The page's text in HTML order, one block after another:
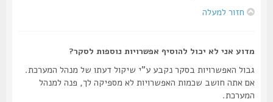
חזור למעלה
מדוע אני לא יכול להוסיף אפשרויות נוספות לסקר?
גבול האפשרויות בסקר נקבע ע"י שיקול דעתו של מנהל המערכת.
אם אתה חושב שכמות האפשרויות לא מספיקה לך, פנה למנהל
המערכת.